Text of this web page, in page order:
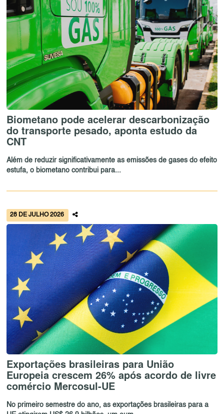
Biometano pode acelerar descarbonização
do transporte pesado, aponta estudo da
CNT
Além de reduzir significativamente as emissões de gases do efeito
estufa, o biometano contribui para...
28 DE JULHO 2026
Exportações brasileiras para União
Europeia crescem 26% após acordo de livre
comércio Mercosul-UE
No primeiro semestre do ano, as exportações brasileiras para a